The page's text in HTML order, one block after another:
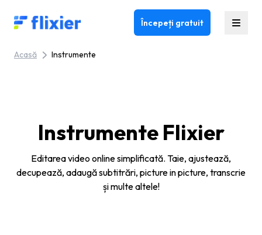
Flixier logo - Home Începeți gratuit
Acasă Instrumente
Instrumente Flixier
Editarea video online simplificată. Taie, ajustează,
decupează, adaugă subtitrări, picture in picture, transcrie
și multe altele!